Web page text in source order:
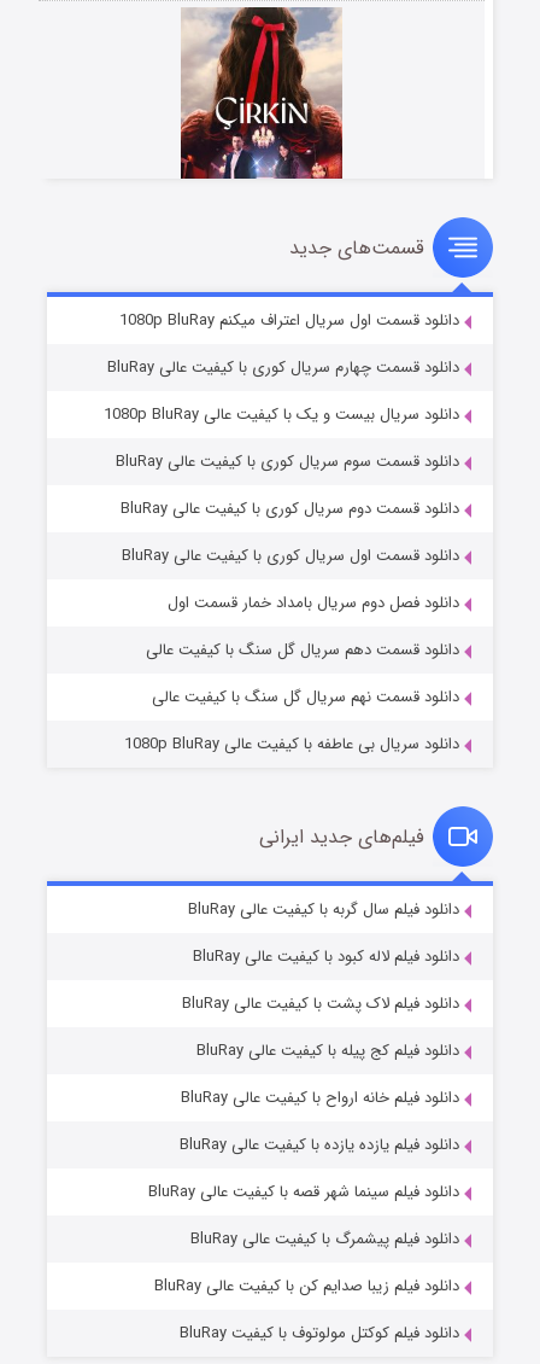
سریال زشت
قسمت۲ (زیرنویس) منتشر شد
مردگان متحرک: شهر مرده ۳
قسمت۲ (زیرنویس) منتشر شد
قسمت۷ (زیرنویس) منتشر شد
قسمت‌های جدید
دانلود قسمت اول سریال اعتراف میکنم 1080p BluRay
دانلود قسمت چهارم سریال کوری با کیفیت عالی BluRay
دانلود سریال بیست و یک با کیفیت عالی 1080p BluRay
دانلود قسمت سوم سریال کوری با کیفیت عالی BluRay
دانلود قسمت دوم سریال کوری با کیفیت عالی BluRay
دانلود قسمت اول سریال کوری با کیفیت عالی BluRay
دانلود فصل دوم سریال بامداد خمار قسمت اول
دانلود قسمت دهم سریال گل سنگ با کیفیت عالی
دانلود قسمت نهم سریال گل سنگ با کیفیت عالی
دانلود سریال بی عاطفه با کیفیت عالی 1080p BluRay
فیلم‌های جدید ایرانی
دانلود فیلم سال گربه با کیفیت عالی BluRay
دانلود فیلم لاله کبود با کیفیت عالی BluRay
دانلود فیلم لاک پشت با کیفیت عالی BluRay
دانلود فیلم کج‌ پیله با کیفیت عالی BluRay
دانلود فیلم خانه ارواح با کیفیت عالی BluRay
دانلود فیلم یازده یازده با کیفیت عالی BluRay
دانلود فیلم سینما شهر قصه با کیفیت عالی BluRay
دانلود فیلم پیشمرگ با کیفیت عالی BluRay
دانلود فیلم زیبا صدایم کن با کیفیت عالی BluRay
دانلود فیلم کوکتل مولوتوف با کیفیت BluRay